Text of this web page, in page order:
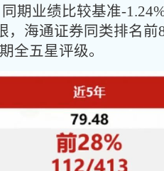
期业绩比较基准-
，海通证券同类排名
全五星评级。